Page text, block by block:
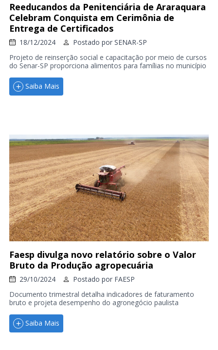
Reeducandos da Penitenciária de Araraquara
Celebram Conquista em Cerimônia de
Entrega de Certificados
18/12/2024 Postado por SENAR-SP
Projeto de reinserção social e capacitação por meio de cursos
do Senar-SP proporciona alimentos para famílias no município
Saiba Mais
Faesp divulga novo relatório sobre o Valor
Bruto da Produção agropecuária
29/10/2024 Postado por FAESP
Documento trimestral detalha indicadores de faturamento
bruto e projeta desempenho do agronegócio paulista
Saiba Mais